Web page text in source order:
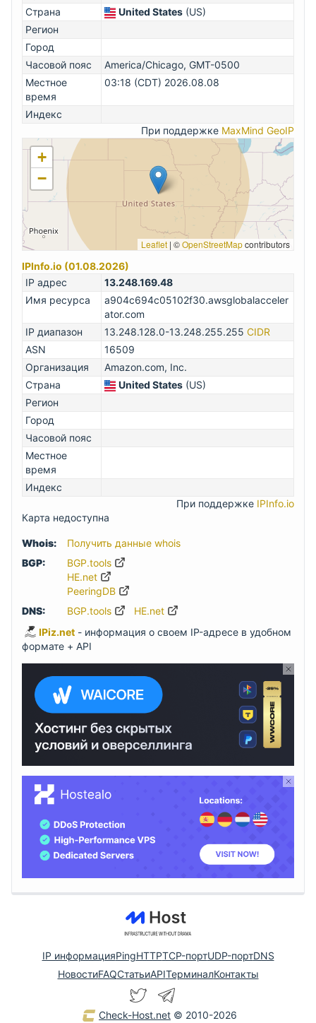
Страна
United States (US)
Регион
Город
Часовой пояс
America/Chicago, GMT-0500
Местное
время
03:18 (CDT) 2026.08.08
Индекс
При поддержке MaxMind GeoIP
+
−
Leaflet | ©OpenStreetMapcontributors
IPInfo.io (01.08.2026)
IP адрес
13.248.169.48
Имя ресурса
a904c694c05102f30.awsglobalacceler
ator.com
IP диапазон
13.248.128.0-13.248.255.255 CIDR
ASN
16509
Организация
Amazon.com, Inc.
Страна
United States (US)
Регион
Город
Часовой пояс
Местное
время
Индекс
При поддержке IPInfo.io
Карта недоступна
Whois:
Получить данные whois
BGP:
BGP.tools
HE.net
PeeringDB
DNS:
BGP.tools
HE.net
IPiz.net - информация о своем IP-адресе в удобном
формате + API
IP информацияPingHTTPTCP-портUDP-портDNS
НовостиFAQСтатьиAPIТерминалКонтакты
Check-Host.net © 2010-2026